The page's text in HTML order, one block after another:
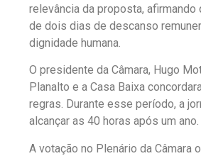
relevância da proposta, afirmando
de dois dias de descanso
dignidade humana.
O presidente da Câmara, Hugo
Planalto e a Casa Baixa
regras. Durante esse período, a
alcançar as 40 horas após um ano.
A votação no Plenário da Câmara